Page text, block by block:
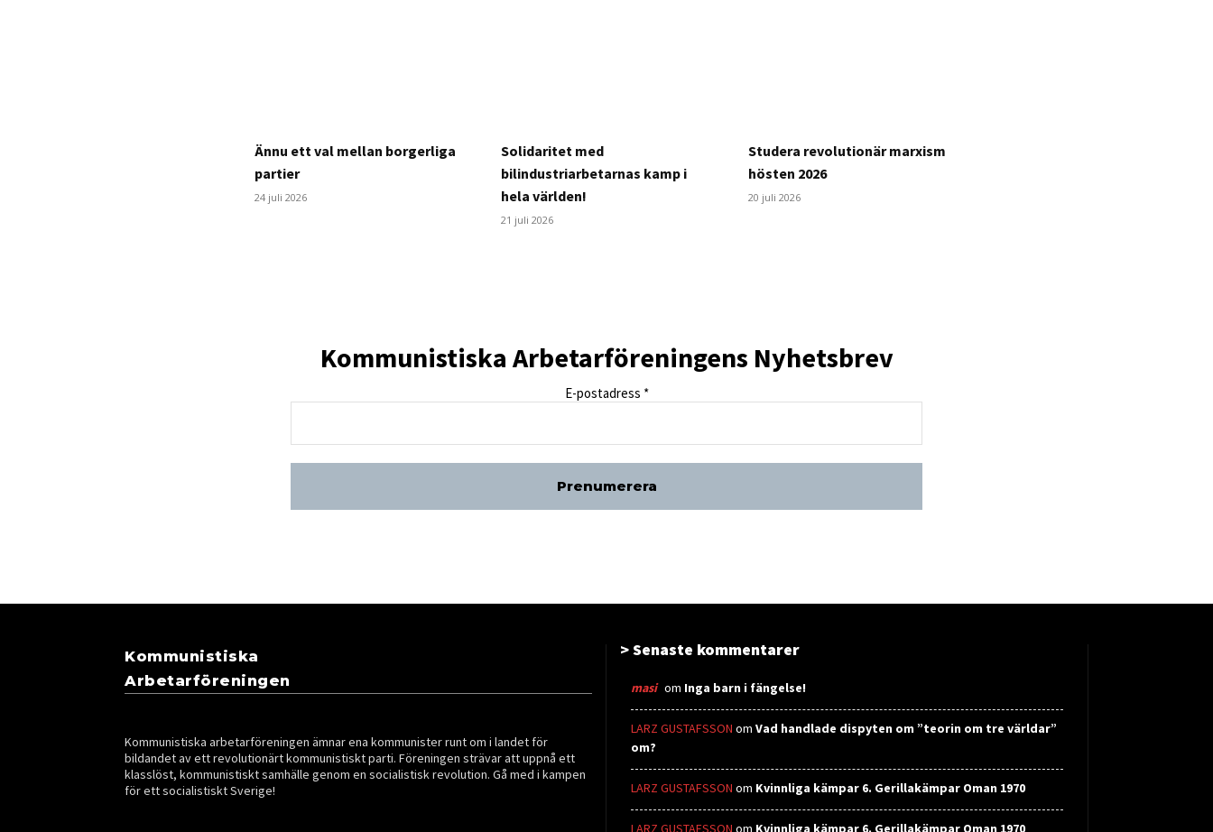
Ännu ett val mellan borgerliga
partier
24 juli 2026
Solidaritet med
bilindustriarbetarnas kamp i
hela världen!
21 juli 2026
Studera revolutionär marxism
hösten 2026
20 juli 2026
Kommunistiska Arbetarföreningens Nyhetsbrev
E-postadress *
Kommunistiska
Arbetarföreningen
Kommunistiska arbetarföreningen ämnar ena kommunister runt om i landet för
bildandet av ett revolutionärt kommunistiskt parti. Föreningen strävar att uppnå ett
klasslöst, kommunistiskt samhälle genom en socialistisk revolution. Gå med i kampen
för ett socialistiskt Sverige!
> Senaste kommentarer
masi om Inga barn i fängelse!
LARZ GUSTAFSSON om Vad handlade dispyten om ”teorin om tre världar”
om?
LARZ GUSTAFSSON om Kvinnliga kämpar 6. Gerillakämpar Oman 1970
LARZ GUSTAFSSON om Kvinnliga kämpar 6. Gerillakämpar Oman 1970